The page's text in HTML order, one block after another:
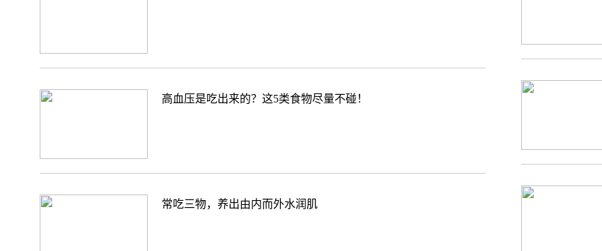
高血压是吃出来的？这5类食物尽量不碰！
常吃三物，养出由内而外水润肌